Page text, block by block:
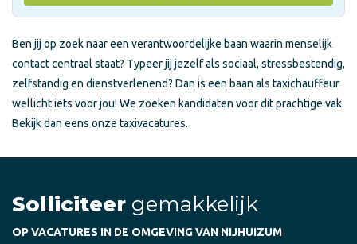
Ben jij op zoek naar een verantwoordelijke baan waarin menselijk
contact centraal staat? Typeer jij jezelf als sociaal, stressbestendig,
zelfstandig en dienstverlenend? Dan is een baan als taxichauffeur
wellicht iets voor jou! We zoeken kandidaten voor dit prachtige vak.
Bekijk dan eens onze taxivacatures.
Solliciteer gemakkelijk
OP VACATURES IN DE OMGEVING VAN NIJHUIZUM